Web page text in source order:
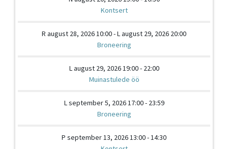
Kontsert
R august 28, 2026 10:00 - L august 29, 2026 20:00
Broneering
L august 29, 2026 19:00 - 22:00
Muinastulede öö
L september 5, 2026 17:00 - 23:59
Broneering
P september 13, 2026 13:00 - 14:30